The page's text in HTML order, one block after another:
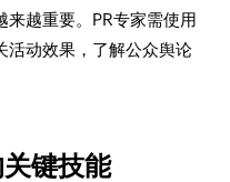
越重要。PR专家需使用
活动效果，了解公众舆论
键技能